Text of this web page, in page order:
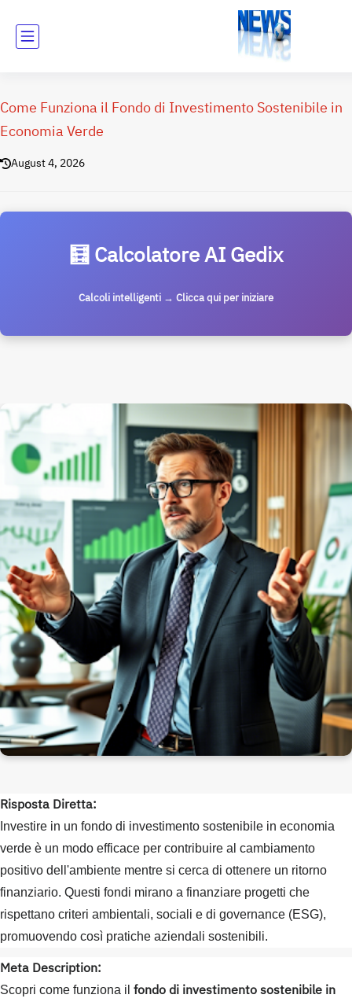
Come Funziona il Fondo di Investimento Sostenibile in
Economia Verde
August 4, 2026
🧮 Calcolatore AI Gedix
Calcoli intelligenti → Clicca qui per iniziare
Risposta Diretta:
Investire in un fondo di investimento sostenibile in economia
verde è un modo efficace per contribuire al cambiamento
positivo dell'ambiente mentre si cerca di ottenere un ritorno
finanziario. Questi fondi mirano a finanziare progetti che
rispettano criteri ambientali, sociali e di governance (ESG),
promuovendo così pratiche aziendali sostenibili.
Meta Description:
Scopri come funziona il fondo di investimento sostenibile in